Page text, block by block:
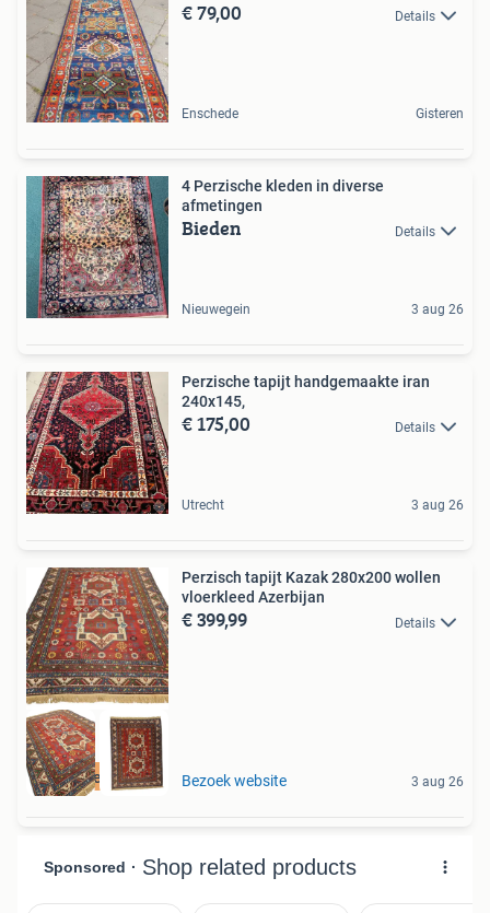
€ 79,00 Details
Enschede Gisteren
4 Perzische kleden in diverse
afmetingen
Bieden Details
Nieuwegein 3 aug 26
Perzische tapijt handgemaakte iran
240x145,
€ 175,00 Details
Utrecht 3 aug 26
Gratis Verzenden
Perzisch tapijt Kazak 280x200 wollen
vloerkleed Azerbijan
€ 399,99 Details
Bezoek website 3 aug 26